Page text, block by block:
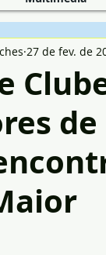
27 de fev. de